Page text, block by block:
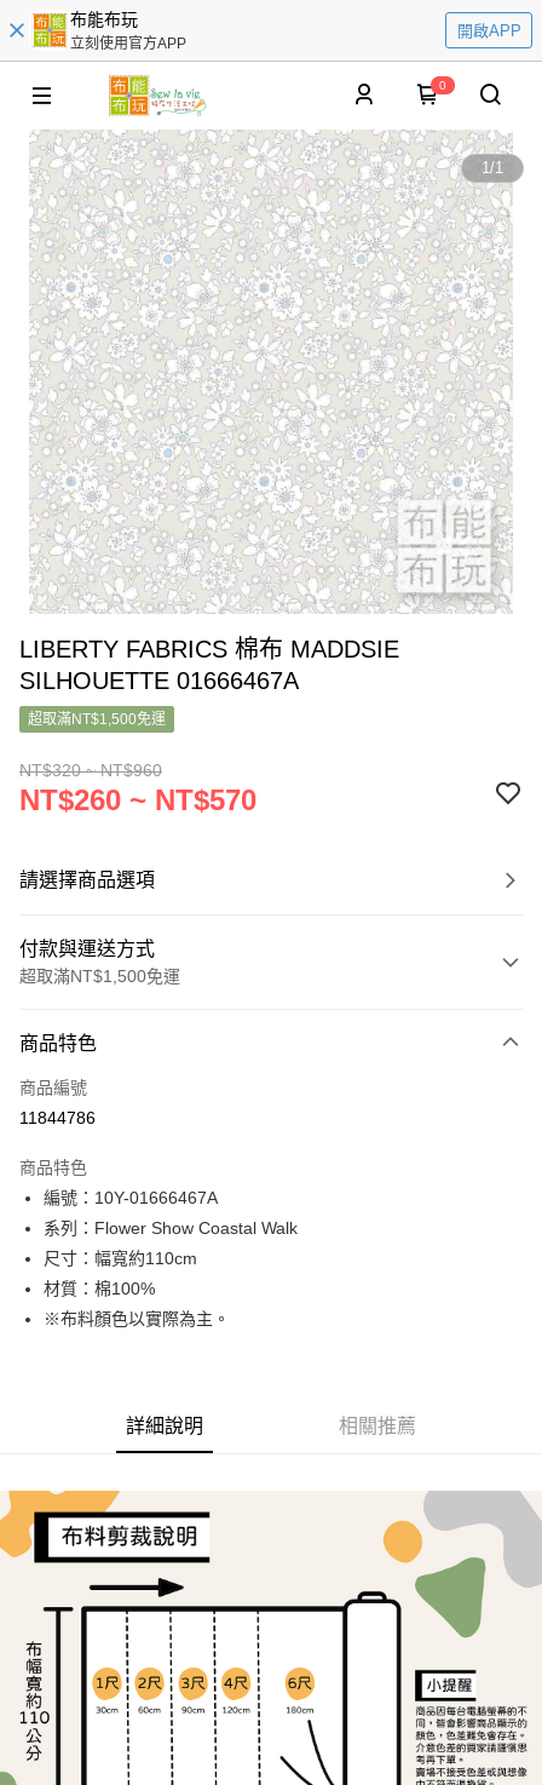
布能布玩
立刻使用官方APP
開啟APP
0
1/1
LIBERTY FABRICS 棉布 MADDSIE
SILHOUETTE 01666467A
超取滿NT$1,500免運
NT$320 ~ NT$960
NT$260 ~ NT$570
請選擇商品選項
付款與運送方式
超取滿NT$1,500免運
信用卡一次付款
超商取貨付款
Apple Pay
街口支付
Google Pay
AFTEE先享後付
１．簡單：不需註冊會員、不需綁卡、不需儲值。
３．安心：先確認商品／服務後，再付款。
【「AFTEE先享後付」結帳流程】
１．於結帳方式選擇「AFTEE先享後付」後，將跳轉至「AFTEE先享後付」
結帳頁面，進行簡訊認證並確認金額後，即可完成結帳。
２．訂單成立數日內，您將收到繳費通知簡訊。
３．收到繳費通知簡訊後14天內，點擊此簡訊中的連結，可透過四大超商／
ATM／網路銀行／等多元方式進行付款，方視為交易完成。
※ 請注意：結帳手續完成當下不需立刻繳費，但若您需要取消訂單，請聯絡
購買商品的店家。未經商家同意取消之訂單仍視為有效，需透過AFTEE先享
後付繳納相關費用。
※ 交易是否成功請以「AFTEE先享後付 」之結帳頁面顯示為準，若有關於
是否繳費成功／繳費後需取消欲退款等相關疑問，請聯繫「AFTEE先享後付
客戶支援中心」 https://netprotections.freshdesk.com/support/home
全家取貨付款
每筆NT$65，滿NT$1,500(含以上)免運費
每筆NT$65，滿NT$1,500(含以上)免運費
宅配
每筆NT$150，滿NT$1,500(含以上)免運費
離島宅配
每筆NT$240
商品特色
商品編號
11844786
商品特色
編號：10Y-01666467A
系列：Flower Show Coastal Walk
尺寸：幅寬約110cm
材質：棉100%
※布料顏色以實際為主。
詳細說明 相關推薦